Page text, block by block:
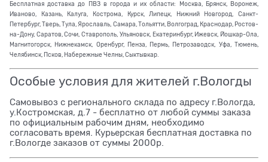
Бесплатная доставка до ПВЗ в города и их области: Москва, Брянск, Воронеж,
Иваново, Казань, Калуга, Кострома, Курск, Липецк, Нижний Новгород, Санкт-
Петербург, Тверь, Тула, Ярославль, Самара, Тольятти, Волгоград, Краснодар, Ростов-
на-Дону, Саратов, Сочи, Ставрополь, Ульяновск, Екатеринбург, Ижевск, Йошкар-Ола,
Магнитогорск, Нижнекамск, Оренбург, Пенза, Пермь, Петрозаводск, Уфа, Тюмень,
Челябинск, Псков, Набережные Челны, Сыктывкар.
Особые условия для жителей г.Вологды
Самовывоз с регионального склада по адресу г.Вологда,
у.Костромская, д.7 - бесплатно от любой суммы заказа
по официальным рабочим дням, необходимо
согласовать время. Курьерская бесплатная доставка по
г.Вологде заказов от суммы 2000р.